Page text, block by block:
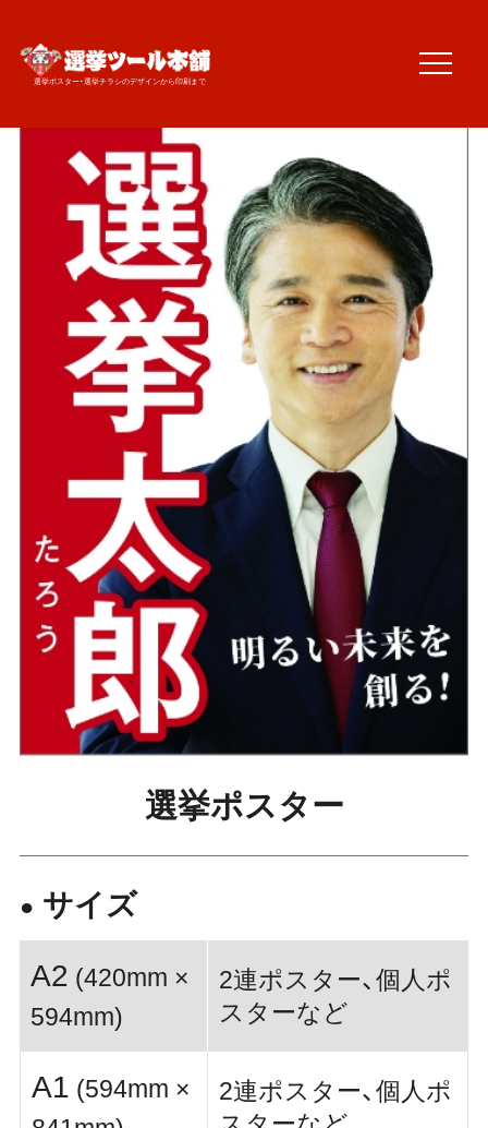
選挙ポスター・選挙チラシのデザインから印刷まで
選挙ポスター
● サイズ
A2 (420mm ×
594mm)
2連ポスター、個人ポ
スターなど
A1 (594mm ×
2連ポスター、個人ポ